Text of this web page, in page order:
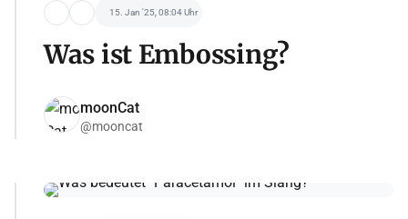
15. Jan '25, 08:04 Uhr
Was ist Embossing?
moonCat
@mooncat